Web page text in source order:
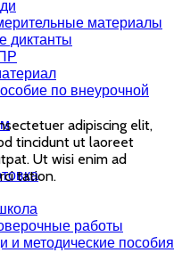
материалы
диктанты
по внеурочной
работы
и методические пособия
adipiscing elit,
tincidunt ut laoreet
Ut wisi enim ad
tation.